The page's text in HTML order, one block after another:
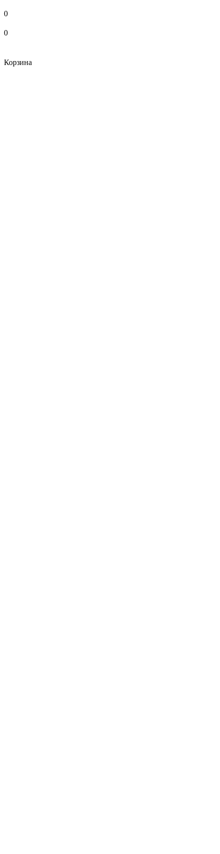
0
0
Корзина